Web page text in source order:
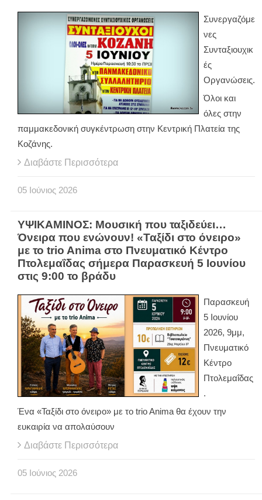
Συνεργαζόμε
νες
Συνταξιουχικ
ές
Οργανώσεις.
Όλοι και
όλες στην
παμμακεδονική συγκέντρωση στην Κεντρική Πλατεία της
Κοζάνης.
Διαβάστε Περισσότερα
05 Ιούνιος 2026
ΥΨΙΚΑΜΙΝΟΣ: Μουσική που ταξιδεύει…
Όνειρα που ενώνουν! «Ταξίδι στο όνειρο»
με το trio Anima στο Πνευματικό Κέντρο
Πτολεμαΐδας σήμερα Παρασκευή 5 Ιουνίου
στις 9:00 το βράδυ
Παρασκευή
5 Ιουνίου
2026, 9μμ,
Πνευματικό
Κέντρο
Πτολεμαΐδας
.
Ένα «Ταξίδι στο όνειρο» με το trio Anima θα έχουν την
ευκαιρία να απολαύσουν
Διαβάστε Περισσότερα
05 Ιούνιος 2026